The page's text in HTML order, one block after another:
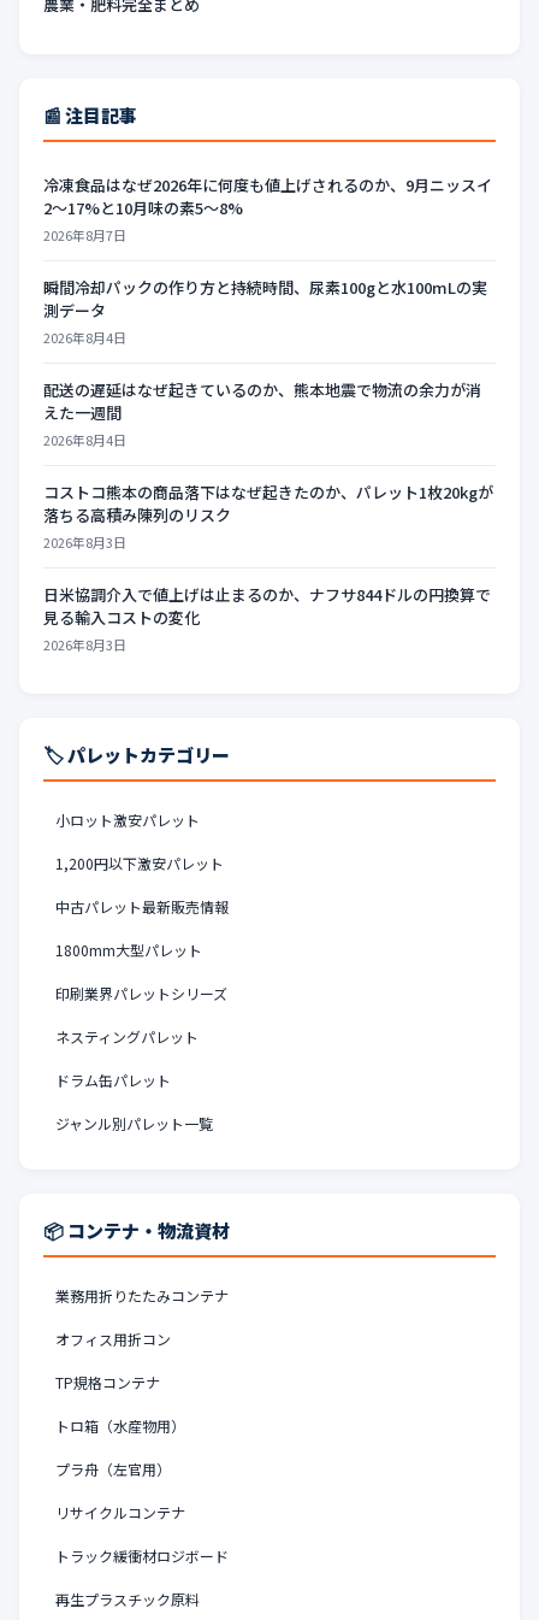
📰 注目記事
冷凍食品はなぜ2026年に何度も値上げされるのか、9月ニッスイ
2〜17%と10月味の素5〜8%
2026年8月7日
瞬間冷却パックの作り方と持続時間、尿素100gと水100mLの実
測データ
2026年8月4日
配送の遅延はなぜ起きているのか、熊本地震で物流の余力が消
えた一週間
2026年8月4日
コストコ熊本の商品落下はなぜ起きたのか、パレット1枚20kgが
落ちる高積み陳列のリスク
2026年8月3日
日米協調介入で値上げは止まるのか、ナフサ844ドルの円換算で
見る輸入コストの変化
2026年8月3日
🏷️ パレットカテゴリー
小ロット激安パレット
1,200円以下激安パレット
中古パレット最新販売情報
1800mm大型パレット
印刷業界パレットシリーズ
ネスティングパレット
ドラム缶パレット
ジャンル別パレット一覧
📦 コンテナ・物流資材
業務用折りたたみコンテナ
オフィス用折コン
TP規格コンテナ
トロ箱（水産物用）
プラ舟（左官用）
リサイクルコンテナ
トラック緩衝材ロジボード
再生プラスチック原料